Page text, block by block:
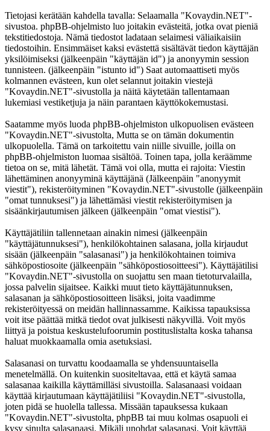
Tietojasi kerätään kahdella tavalla: Selaamalla "Kovaydin.NET"-
sivustoa. phpBB-ohjelmisto luo joitakin evästeitä, jotka ovat pieniä
tekstitiedostoja. Nämä tiedostot ladataan selaimesi väliaikaisiin
tiedostoihin. Ensimmäiset kaksi evästettä sisältävät tiedon käyttäjän
yksilöimiseksi (jälkeenpäin "käyttäjän id") ja anonyymin session
tunnisteen. (jälkeenpäin "istunto id") Saat automaattiseti myös
kolmannen evästeen, kun olet selannut joitakin viestejä
"Kovaydin.NET"-sivustolla ja näitä käytetään tallentamaan
lukemiasi vestiketjuja ja näin parantaen käyttökokemustasi.
Saatamme myös luoda phpBB-ohjelmiston ulkopuolisen evästeen
"Kovaydin.NET"-sivustolta, Mutta se on tämän dokumentin
ulkopuolella. Tämä on tarkoitettu vain niille sivuille, joilla on
phpBB-ohjelmiston luomaa sisältöä. Toinen tapa, jolla keräämme
tietoa on se, mitä lähetät. Tämä voi olla, mutta ei rajoita: Viestin
lähettäminen anonyyminä käyttäjänä (Jälkeenpäin "anonyymit
viestit"), rekisteröityminen "Kovaydin.NET"-sivustolle (jälkeenpäin
"omat tunnuksesi") ja lähettämäsi viestit rekisteröitymisen ja
sisäänkirjautumisen jälkeen (jälkeenpäin "omat viestisi").
Käyttäjätiliin tallennetaan ainakin nimesi (jälkeenpäin
"käyttäjätunnuksesi"), henkilökohtainen salasana, jolla kirjaudut
sisään (jälkeenpäin "salasanasi") ja henkilökohtainen toimiva
sähköpostiosoite (jälkeenpäin "sähköpostiosoitteesi"). Käyttäjätilisi
"Kovaydin.NET"-sivustolla on suojattu sen maan tietoturvalailla,
jossa palvelin sijaitsee. Kaikki muut tieto käyttäjätunnuksen,
salasanan ja sähköpostiosoitteen lisäksi, joita vaadimme
rekisteröityessä on meidän hallinnassamme. Kaikissa tapauksissa
voit itse päättää mitkä tiedot ovat julkisesti näkyvillä. Voit myös
liittyä ja poistua keskustelufoorumin postituslistalta koska tahansa
haluat muokkaamalla omia asetuksiasi.
Salasanasi on turvattu koodaamalla se yhdensuuntaisella
menetelmällä. On kuitenkin suositeltavaa, että et käytä samaa
salasanaa kaikilla käyttämilläsi sivustoilla. Salasanaasi voidaan
käyttää kirjautumaan käyttäjätiliisi "Kovaydin.NET"-sivustolla,
joten pidä se huolella tallessa. Missään tapauksessa kukaan
"Kovaydin.NET"-sivustolta, phpBB tai muu kolmas osapuoli ei
kysy sinulta salasanaasi. Mikäli unohdat salasanasi. Voit käyttää